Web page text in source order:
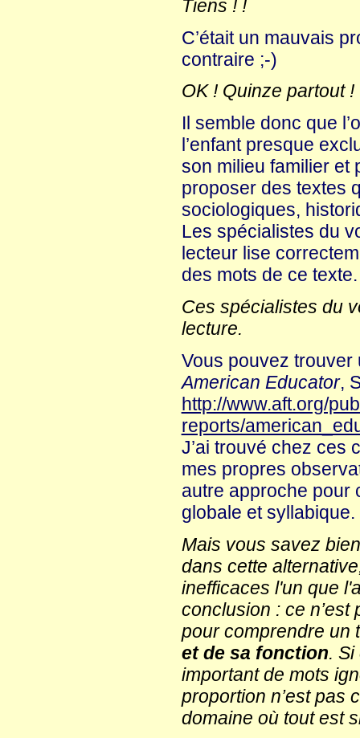
Tiens ! !
C’était un mauvais
contraire ;-)
OK ! Quinze partout !
Il semble donc que
l’enfant presque
son milieu familier et
proposer des textes
sociologiques,
Les spécialistes du
lecteur lise
des mots de ce texte.
Ces spécialistes du
lecture.
Vous pouvez
American Educator,
http://www.aft.org/
reports/
J’ai trouvé chez ces
mes propres
autre approche pour
globale et syllabique.
Mais vous savez
dans cette
inefficaces l'un que
conclusion : ce n’est
pour comprendre un
et de sa fonction.
important de mots
proportion n’est pas
domaine où tout est